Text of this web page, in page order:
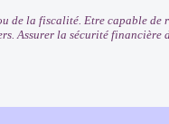
de la fiscalité. Etre capable de
Assurer la sécurité financière